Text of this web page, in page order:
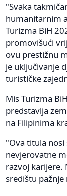
"Svaka
humanitarnim
Turizma BiH
promovišući
ovu prestižnu
je uključivanje
turističke
Mis Turizma
predstavlja
na Filipinima
"Ova titula
nevjerovatne
razvoj karijere.
središtu pažnje